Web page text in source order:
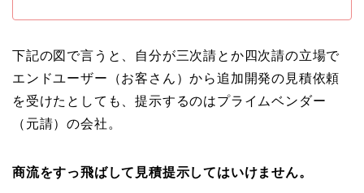
下記の図で言うと、自分が三次請とか四次請の立場で
エンドユーザー（お客さん）から追加開発の見積依頼
を受けたとしても、提示するのはプライムベンダー
（元請）の会社。
商流をすっ飛ばして見積提示してはいけません。